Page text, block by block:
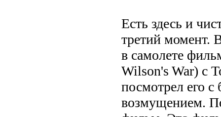
Есть здесь и
третий момент.
в самолете
Wilson's War) с
посмотрел его
возмущением.